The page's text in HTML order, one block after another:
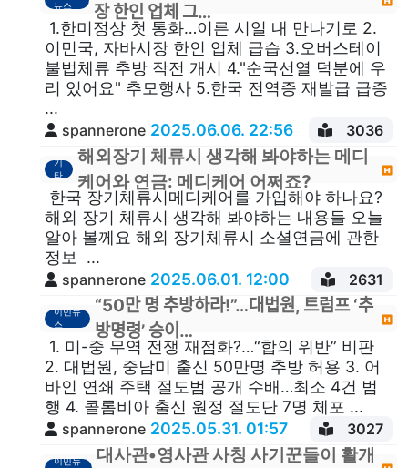
뉴스
장 한인 업체 그…
1.한미정상 첫 통화…이른 시일 내 만나기로 2.
이민국, 자바시장 한인 업체 급습 3.오버스테이
불법체류 추방 작전 개시 4."순국선열 덕분에 우
리 있어요" 추모행사 5.한국 전역증 재발급 급증
...
spannerone 2025.06.06. 22:56 3036
기
타
해외장기 체류시 생각해 봐야하는 메디
케어와 연금: 메디케어 어쩌죠?
한국 장기체류시메디케어를 가입해야 하나요?
해외 장기 체류시 생각해 봐야하는 내용들 오늘
알아 볼께요 해외 장기체류시 소셜연금에 관한
정보 ...
spannerone 2025.06.01. 12:00 2631
이민뉴
스
“50만 명 추방하라!”…대법원, 트럼프 ‘추
방명령’ 승이…
1. 미-중 무역 전쟁 재점화?…“합의 위반” 비판
2. 대법원, 중남미 출신 50만명 추방 허용 3. 어
바인 연쇄 주택 절도범 공개 수배…최소 4건 범
행 4. 콜롬비아 출신 원정 절도단 7명 체포 ...
spannerone 2025.05.31. 01:57 3027
이민뉴
대사관•영사관 사칭 사기꾼들이 활개